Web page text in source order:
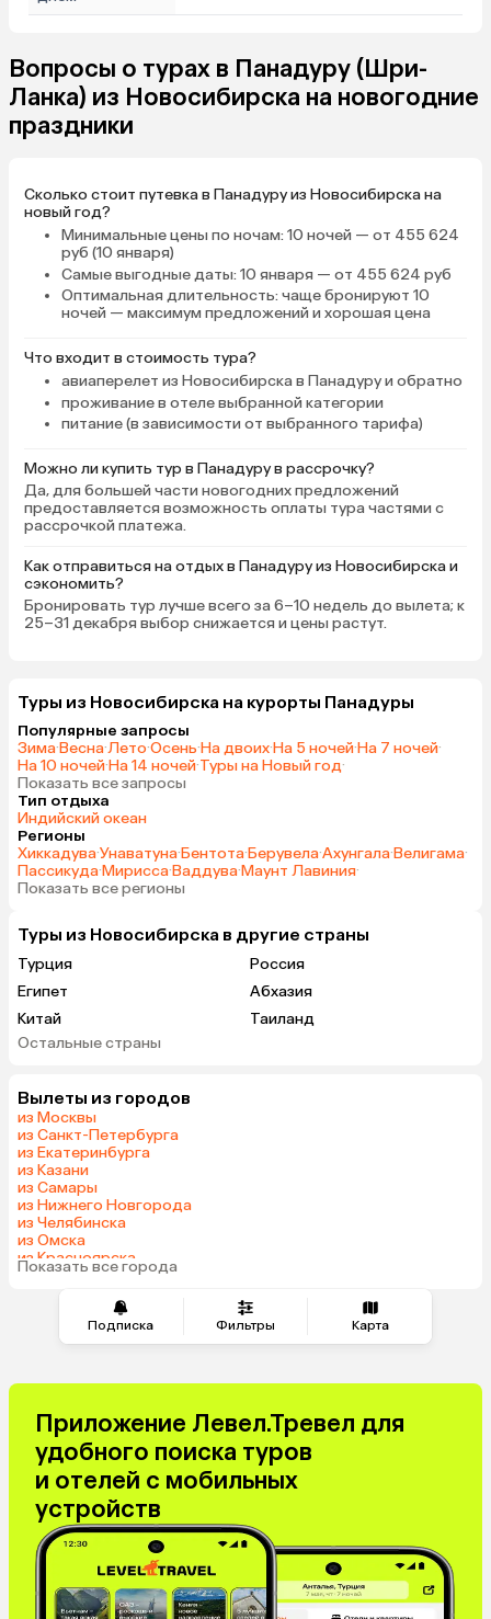
Подписка Фильтры Карта
Вопросы о турах в Панадуру (Шри-
Ланка) из Новосибирска на новогодние
праздники
Сколько стоит путевка в Панадуру из Новосибирска на
новый год?
Минимальные цены по ночам: 10 ночей — от 455 624
руб (10 января)
Самые выгодные даты: 10 января — от 455 624 руб
Оптимальная длительность: чаще бронируют 10
ночей — максимум предложений и хорошая цена
Что входит в стоимость тура?
авиаперелет из Новосибирска в Панадуру и обратно
проживание в отеле выбранной категории
питание (в зависимости от выбранного тарифа)
Можно ли купить тур в Панадуру в рассрочку?
Да, для большей части новогодних предложений
предоставляется возможность оплаты тура частями с
рассрочкой платежа.
Как отправиться на отдых в Панадуру из Новосибирска и
сэкономить?
Бронировать тур лучше всего за 6–10 недель до вылета; к
25–31 декабря выбор снижается и цены растут.
Туры из Новосибирска на курорты Панадуры
Популярные запросы
Зима·Весна·Лето·Осень·На двоих·На 5 ночей·На 7 ночей·
На 10 ночей·На 14 ночей·Туры на Новый год·
Показать все запросы
Тип отдыха
Индийский океан
Регионы
Хиккадува·Унаватуна·Бентота·Берувела·Ахунгала·Велигама·
Пассикуда·Мирисса·Ваддува·Маунт Лавиния·
Показать все регионы
Туры из Новосибирска в другие страны
Турция
Россия
Египет
Абхазия
Китай
Таиланд
Вьетнам
Гонконг
Остальные страны
Вылеты из городов
из Москвы
из Санкт-Петербурга
из Екатеринбурга
из Казани
из Самары
из Нижнего Новгорода
из Челябинска
из Омска
из Красноярска
из Волгограда
Показать все города
Приложение Левел.Тревел для
удобного поиска туров
и отелей с мобильных
устройств